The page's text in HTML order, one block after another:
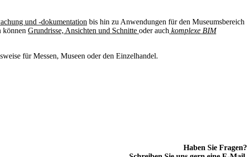
und -dokumentation bis hin zu Anwendungen für den Museumsbereich
können Grundrisse, Ansichten und Schnitte oder auch komplexe BIM
für Messen, Museen oder den Einzelhandel.
Haben Sie Fragen?